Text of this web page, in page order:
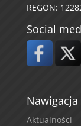
REGON:
Social
Nawigacja
Aktualności